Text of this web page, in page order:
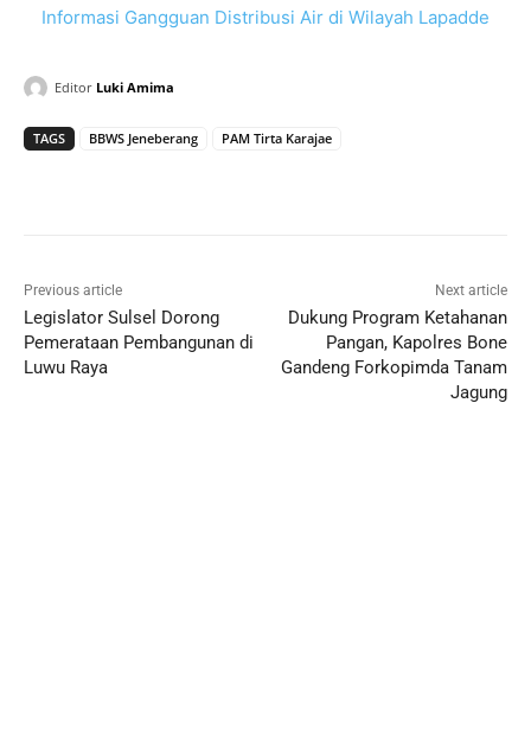
Informasi Gangguan Distribusi Air di Wilayah Lapadde
Editor Luki Amima
TAGS BBWS Jeneberang PAM Tirta Karajae
Previous article
Legislator Sulsel Dorong
Pemerataan Pembangunan di
Luwu Raya
Next article
Dukung Program Ketahanan
Pangan, Kapolres Bone
Gandeng Forkopimda Tanam
Jagung